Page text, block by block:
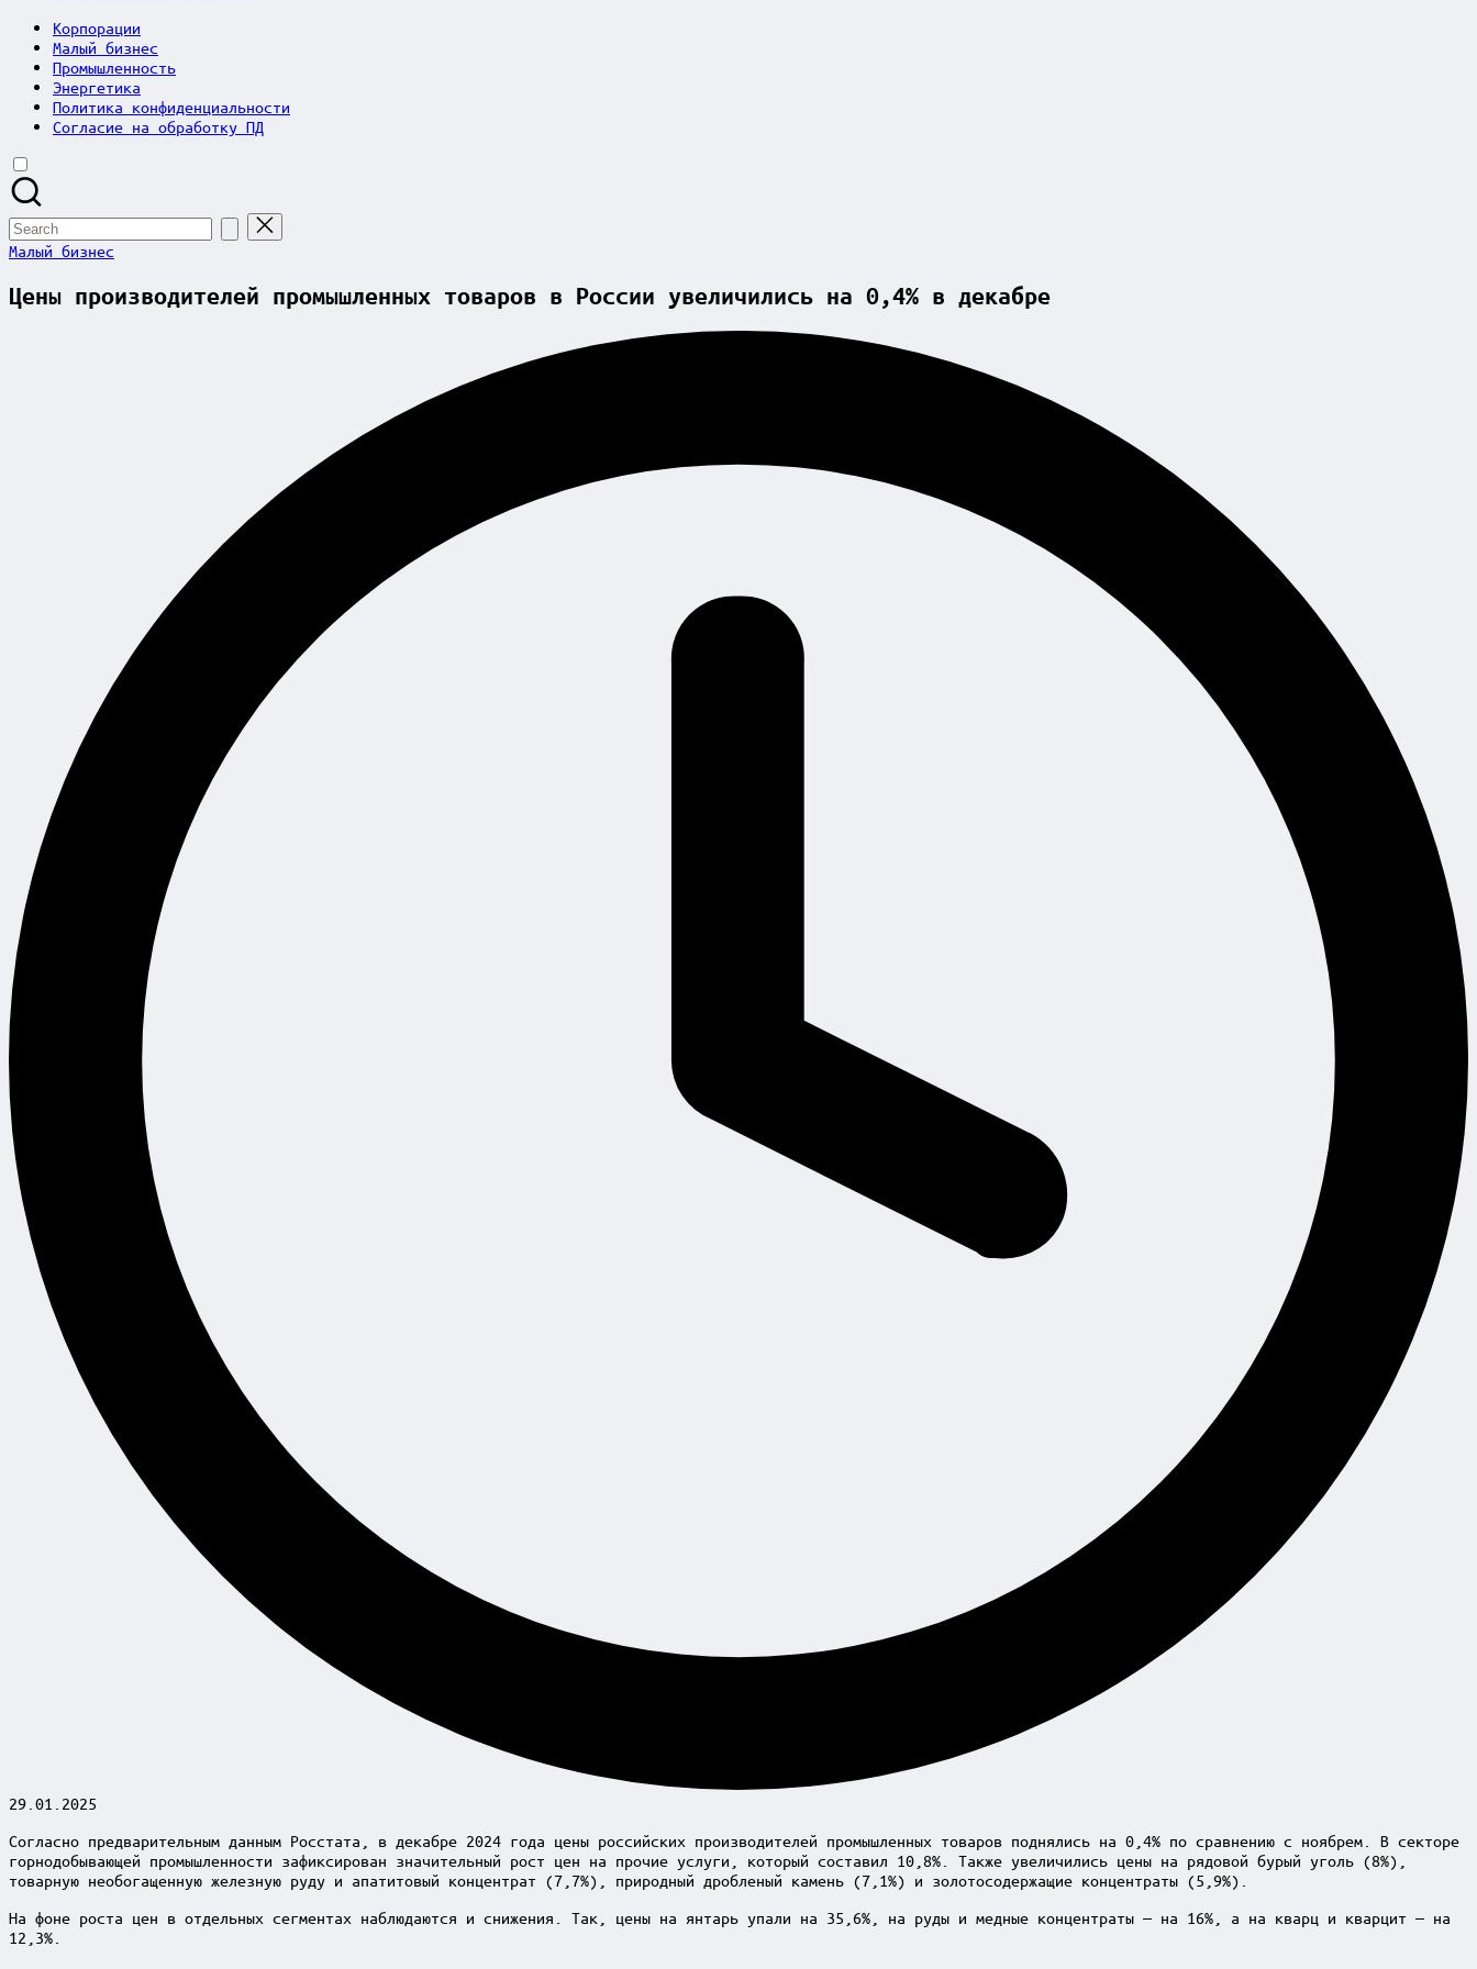
Корпорации
Малый бизнес
Промышленность
Энергетика
Политика конфиденциальности
Согласие на обработку ПД
Search
for:
Posted
Малый бизнес
Цены производителей промышленных товаров в России увеличились на 0,4% в декабре
29.01.2025
Согласно предварительным данным Росстата, в декабре 2024 года цены российских производителей промышленных товаров поднялись на 0,4% по сравнению с ноябрем. В секторе
горнодобывающей промышленности зафиксирован значительный рост цен на прочие услуги, который составил 10,8%. Также увеличились цены на рядовой бурый уголь (8%),
товарную необогащенную железную руду и апатитовый концентрат (7,7%), природный дробленый камень (7,1%) и золотосодержащие концентраты (5,9%).
На фоне роста цен в отдельных сегментах наблюдаются и снижения. Так, цены на янтарь упали на 35,6%, на руды и медные концентраты — на 16%, а на кварц и кварцит — на
12,3%.